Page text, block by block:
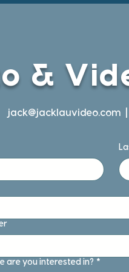
&
jack@jacklauvideo.com|
are you interested in? *